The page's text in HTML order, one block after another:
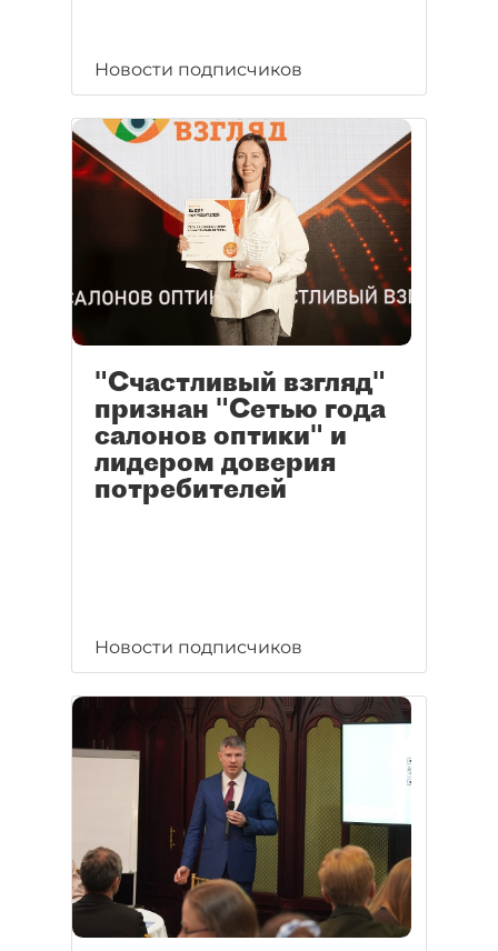
Новости подписчиков
"Счастливый взгляд"
признан "Сетью года
салонов оптики" и
лидером доверия
потребителей
Новости подписчиков